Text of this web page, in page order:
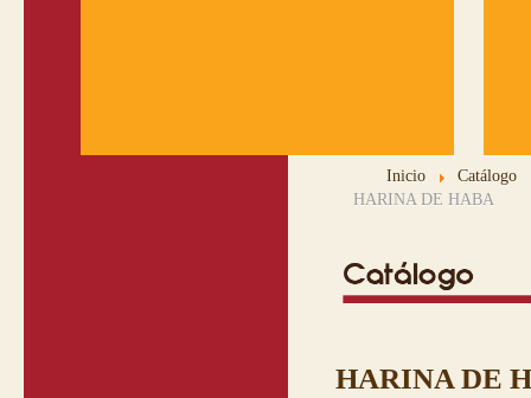
Inicio
Catálogo
HARINA DE HABA
HARINA DE